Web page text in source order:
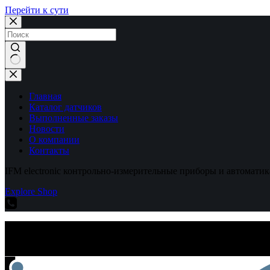
Перейти к сути
Ничего
не
найденоГлавная
Каталог датчиков
Выполненные заказы
Новости
О компании
Контакты
IFM electronic контрольно-измерительные приборы и
Explore Shop